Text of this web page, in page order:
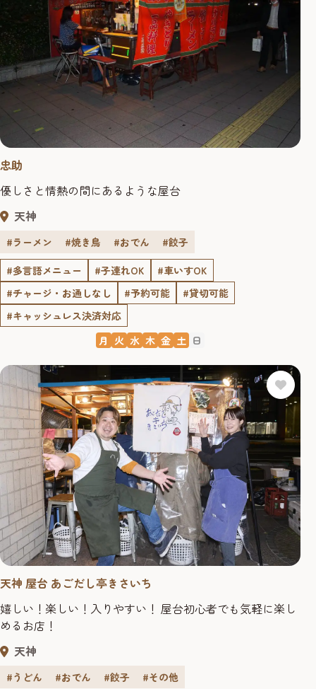
忠助
優しさと情熱の間にあるような屋台
天神
#ラーメン #焼き鳥 #おでん
#餃子
#多言語メニュー
#子連れOK
#車いすOK
#チャージ・お通しなし
#予約可能
#貸切可能
#キャッシュレス決済対応
月 火 水 木 金 土 日
天神 屋台 あごだし亭きさいち
嬉しい！楽しい！入りやすい！ 屋台初心者でも気軽に楽し
めるお店！
天神
#うどん #おでん #餃子
#その他